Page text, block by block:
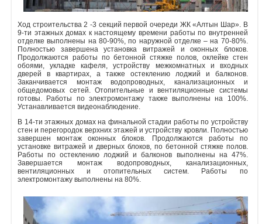
Ход строительства 2 -3 секций первой очереди ЖК «Алтын Шар». В
9-ти этажных домах к настоящему времени работы по внутренней
отделке выполнены на 80-90%, по наружной отделке – на 70-80%.
Полностью завершена установка витражей и оконных блоков.
Продолжаются работы по бетонной стяжке полов, оклейке стен
обоями, укладке кафеля, устройству межкомнатных и входных
дверей в квартирах, а также остеклению лоджий и балконов.
Заканчивается монтаж водопроводных, канализационных и
общедомовых сетей. Отопительные и вентиляционные системы
готовы. Работы по электромонтажу также выполнены на 100%.
Устанавливается видеонаблюдение.
В 14-ти этажных домах на финальной стадии работы по устройству
стен и перегородок верхних этажей и устройству кровли. Полностью
завершен монтаж оконных блоков. Продолжаются работы по
установке витражей и дверных блоков, по бетонной стяжке полов.
Работы по остеклению лоджий и балконов выполнены на 47%.
Завершается монтаж водопроводных, канализационных,
вентиляционных и отопительных систем. Работы по
электромонтажу выполнены на 80%.